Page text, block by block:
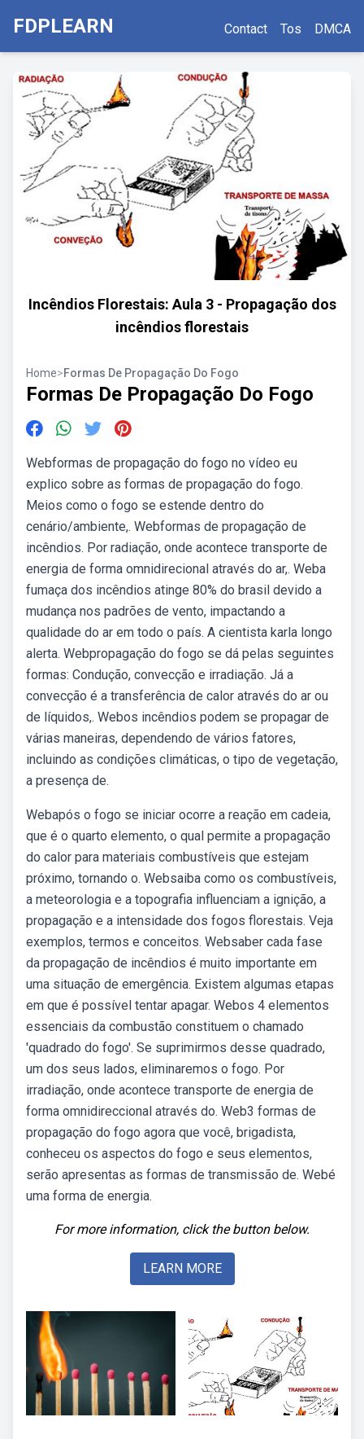
FDPLEARN Contact Tos DMCA
Incêndios Florestais: Aula 3 - Propagação dos
incêndios florestais
Home>Formas De Propagação Do Fogo
Formas De Propagação Do Fogo
Webformas de propagação do fogo no vídeo eu
explico sobre as formas de propagação do fogo.
Meios como o fogo se estende dentro do
cenário/ambiente,. Webformas de propagação de
incêndios. Por radiação, onde acontece transporte de
energia de forma omnidirecional através do ar,. Weba
fumaça dos incêndios atinge 80% do brasil devido a
mudança nos padrões de vento, impactando a
qualidade do ar em todo o país. A cientista karla longo
alerta. Webpropagação do fogo se dá pelas seguintes
formas: Condução, convecção e irradiação. Já a
convecção é a transferência de calor através do ar ou
de líquidos,. Webos incêndios podem se propagar de
várias maneiras, dependendo de vários fatores,
incluindo as condições climáticas, o tipo de vegetação,
a presença de.
Webapós o fogo se iniciar ocorre a reação em cadeia,
que é o quarto elemento, o qual permite a propagação
do calor para materiais combustíveis que estejam
próximo, tornando o. Websaiba como os combustíveis,
a meteorologia e a topografia influenciam a ignição, a
propagação e a intensidade dos fogos florestais. Veja
exemplos, termos e conceitos. Websaber cada fase
da propagação de incêndios é muito importante em
uma situação de emergência. Existem algumas etapas
em que é possível tentar apagar. Webos 4 elementos
essenciais da combustão constituem o chamado
'quadrado do fogo'. Se suprimirmos desse quadrado,
um dos seus lados, eliminaremos o fogo. Por
irradiação, onde acontece transporte de energia de
forma omnidireccional através do. Web3 formas de
propagação do fogo agora que você, brigadista,
conheceu os aspectos do fogo e seus elementos,
serão apresentas as formas de transmissão de. Webé
uma forma de energia.
For more information, click the button below.
LEARN MORE